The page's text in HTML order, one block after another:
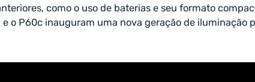
como o uso de baterias e seu formato
o P60c inauguram uma nova geração de